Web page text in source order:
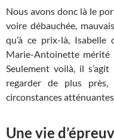
Nous avons donc là le
voire débauchée,
qu’à ce prix-là,
Marie-Antoinette
Seulement voilà, il
regarder de plus
circonstances
Une vie